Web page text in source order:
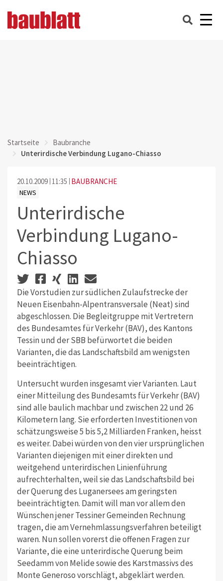
Startseite
Baubranche
Unterirdische Verbindung Lugano-Chiasso
20.10.2009 11:35 BAUBRANCHE
NEWS
Unterirdische
Verbindung Lugano-
Chiasso
Die Vorstudien zur südlichen Zulaufstrecke der
Neuen Eisenbahn-Alpentransversale (Neat) sind
abgeschlossen. Die Begleitgruppe mit Vertretern
des Bundesamtes für Verkehr (BAV), des Kantons
Tessin und der SBB befürwortet die beiden
Varianten, die das Landschaftsbild am wenigsten
beeinträchtigen.
Untersucht wurden insgesamt vier Varianten. Laut
einer Mitteilung des Bundesamts für Verkehr (BAV)
sind alle baulich machbar und zwischen 22 und 26
Kilometern lang. Sie erforderten Investitionen von
schätzungsweise 5 bis 5,2 Milliarden Franken, heisst
es weiter. Dabei würden von den vier ursprünglichen
Varianten diejenigen mit einer direkten und
weitgehend unterirdischen Linienführung
aufrechterhalten, weil sie das Landschaftsbild bei
der Querung des Luganersees am geringsten
beeinträchtigten. Damit will man vor allem den
Wünschen jener Tessiner Gemeinden Rechnung
tragen, die am Vernehmlassungsverfahren beteiligt
waren. Nun sollen vorerst die offenen Fragen zur
Variante, die eine unterirdische Querung beim
Seedamm von Melide sowie des Karstmassivs des
Monte Generoso vorschlägt, abgeklärt werden.